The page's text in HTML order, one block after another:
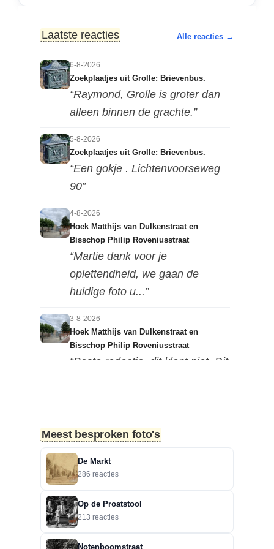
Laatste reacties Alle reacties →
6-8-2026
Zoekplaatjes uit Grolle: Brievenbus.
“Raymond, Grolle is groter dan
alleen binnen de grachte.”
5-8-2026
Zoekplaatjes uit Grolle: Brievenbus.
“Een gokje . Lichtenvoorseweg
90”
4-8-2026
Hoek Matthijs van Dulkenstraat en
Bisschop Philip Roveniusstraat
“Martie dank voor je
oplettendheid, we gaan de
huidige foto u...”
3-8-2026
Hoek Matthijs van Dulkenstraat en
Bisschop Philip Roveniusstraat
“Beste redactie, dit klopt niet. Dit
Bisschop Philip Roveniusstraat
rechter foto De Hoeksteen.”
3-8-2026
Treurbeuk op de Halve Maan
“Marie, dat klopt. Op de Halve
Maan. Echt een prachtige
Meest besproken foto's
De Markt
286 reacties
Op de Proatstool
213 reacties
Notenboomstraat